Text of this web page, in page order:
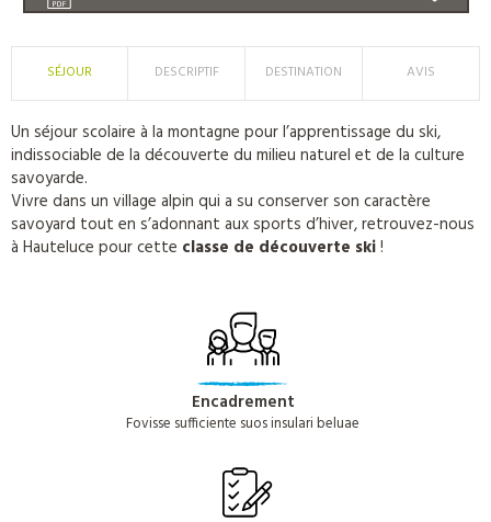
SÉJOUR DESCRIPTIF DESTINATION AVIS
Un séjour scolaire à la montagne pour l’apprentissage du ski,
indissociable de la découverte du milieu naturel et de la culture
savoyarde.
Vivre dans un village alpin qui a su conserver son caractère
savoyard tout en s’adonnant aux sports d’hiver, retrouvez-nous
à Hauteluce pour cette classe de découverte ski!
Encadrement
Fovisse sufficiente suos insulari beluae